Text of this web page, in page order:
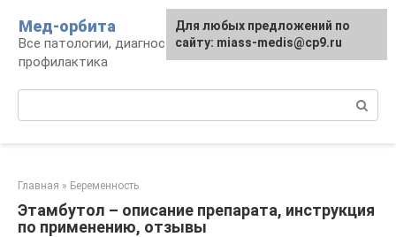
контенту
Мед-орбита
Все патологии, диагностика, лечение,
профилактика
Главная » Беременность
Этамбутол – описание препарата, инструкция
по применению, отзывы
Для любых предложений по
сайту: miass-medis@cp9.ru